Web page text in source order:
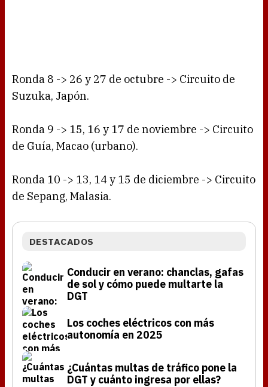
Ronda 8 -> 26 y 27 de octubre -> Circuito de
Suzuka, Japón.
Ronda 9 -> 15, 16 y 17 de noviembre -> Circuito
de Guía, Macao (urbano).
Ronda 10 -> 13, 14 y 15 de diciembre -> Circuito
de Sepang, Malasia.
DESTACADOS
Conducir en verano: chanclas, gafas
de sol y cómo puede multarte la
DGT
Los coches eléctricos con más
autonomía en 2025
¿Cuántas multas de tráfico pone la
DGT y cuánto ingresa por ellas?